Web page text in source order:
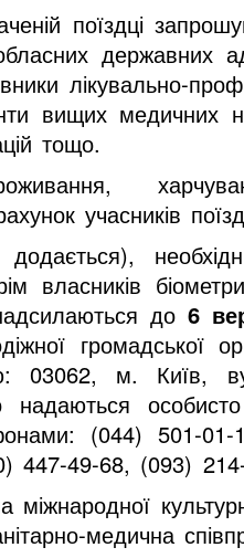
поїздці
державних
лікувально-
вищих медичних
тощо.
учасників
додається),
власників
до 6
громадської
03062, м. Київ,
особисто
(044) 501-
447-49-68, (093)
міжнародної
медична